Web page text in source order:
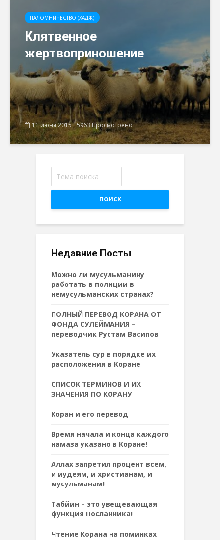
ПАЛОМНИЧЕСТВО (ХАДЖ)
Клятвенное
жертвоприношение
11 июня 2015 5963 Просмотрено
ПОИСК
Недавние Посты
Можно ли мусульманину
работать в полиции в
немусульманских странах?
ПОЛНЫЙ ПЕРЕВОД КОРАНА ОТ
ФОНДА СУЛЕЙМАНИЯ –
переводчик Рустам Васипов
Указатель сур в порядке их
расположения в Коране
СПИСОК ТЕРМИНОВ И ИХ
ЗНАЧЕНИЯ ПО КОРАНУ
Коран и его перевод
Время начала и конца каждого
намаза указано в Коране!
Аллах запретил процент всем,
и иудеям, и христианам, и
мусульманам!
Табйин – это увещевающая
функция Посланника!
Чтение Корана на поминках